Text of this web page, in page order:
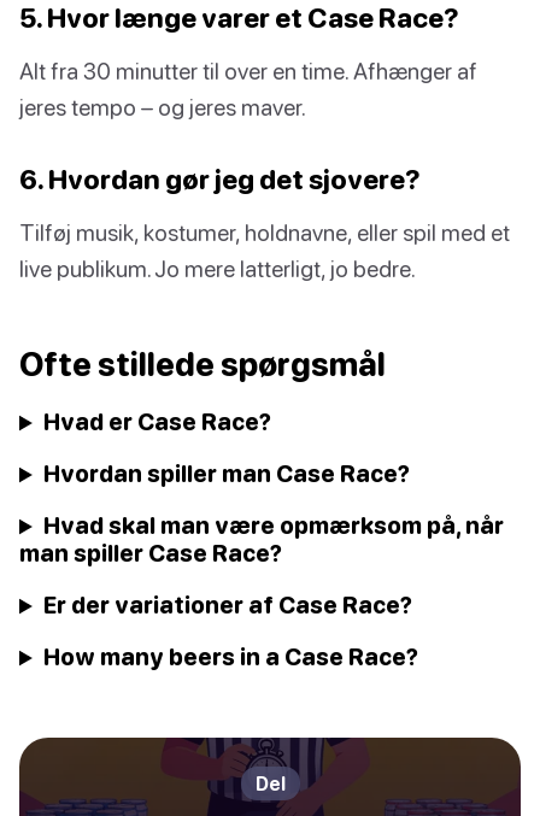
5. Hvor længe varer et Case Race?
Alt fra 30 minutter til over en time. Afhænger af
jeres tempo – og jeres maver.
6. Hvordan gør jeg det sjovere?
Tilføj musik, kostumer, holdnavne, eller spil med et
live publikum. Jo mere latterligt, jo bedre.
Ofte stillede spørgsmål
Hvad er Case Race?
Hvordan spiller man Case Race?
Hvad skal man være opmærksom på, når
man spiller Case Race?
Er der variationer af Case Race?
How many beers in a Case Race?
Del